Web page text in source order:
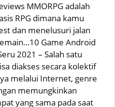
MMORPG adalah
RPG dimana kamu
dan menelusuri jalan
Game Android
2021 – Salah satu
diakses secara kolektif
melalui Internet, genre
memungkinkan
yang sama pada saat